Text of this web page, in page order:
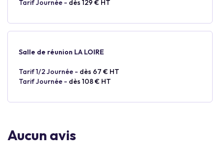
Tarif Journée - dès 129 € HT
Salle de réunion LA LOIRE
Tarif 1/2 Journée - dès 67 € HT
Tarif Journée - dès 108 € HT
Aucun avis